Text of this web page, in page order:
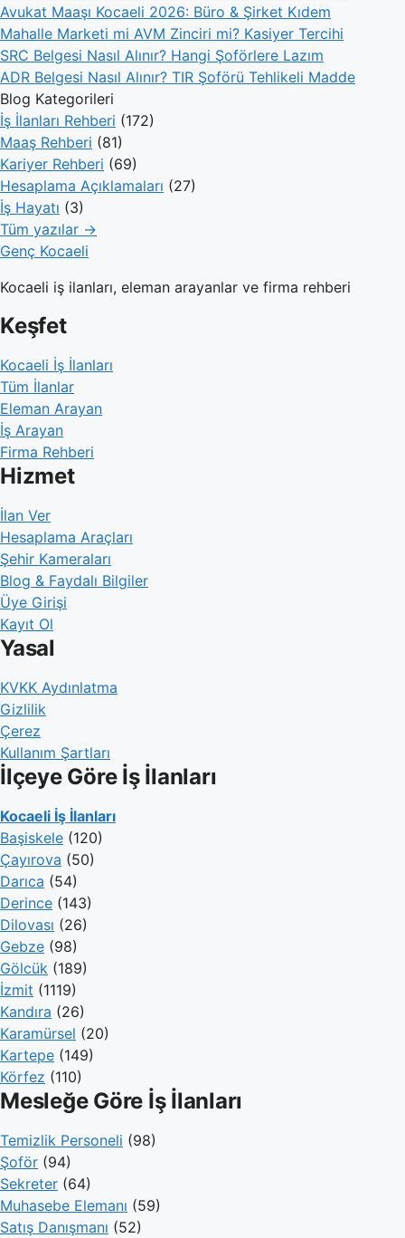
Avukat Maaşı Kocaeli 2026: Büro & Şirket Kıdem
Mahalle Marketi mi AVM Zinciri mi? Kasiyer Tercihi
SRC Belgesi Nasıl Alınır? Hangi Şoförlere Lazım
ADR Belgesi Nasıl Alınır? TIR Şoförü Tehlikeli Madde
Blog Kategorileri
İş İlanları Rehberi (172)
Maaş Rehberi (81)
Kariyer Rehberi (69)
Hesaplama Açıklamaları (27)
İş Hayatı (3)
Tüm yazılar →
Genç Kocaeli
Kocaeli iş ilanları, eleman arayanlar ve firma rehberi
Keşfet
Kocaeli İş İlanları
Tüm İlanlar
Eleman Arayan
İş Arayan
Firma Rehberi
Hizmet
İlan Ver
Hesaplama Araçları
Şehir Kameraları
Blog & Faydalı Bilgiler
Üye Girişi
Kayıt Ol
Yasal
KVKK Aydınlatma
Gizlilik
Çerez
Kullanım Şartları
İlçeye Göre İş İlanları
Kocaeli İş İlanları
Başiskele (120)
Çayırova (50)
Darıca (54)
Derince (143)
Dilovası (26)
Gebze (98)
Gölcük (189)
İzmit (1119)
Kandıra (26)
Karamürsel (20)
Kartepe (149)
Körfez (110)
Mesleğe Göre İş İlanları
Temizlik Personeli (98)
Şoför (94)
Sekreter (64)
Muhasebe Elemanı (59)
Satış Danışmanı (52)